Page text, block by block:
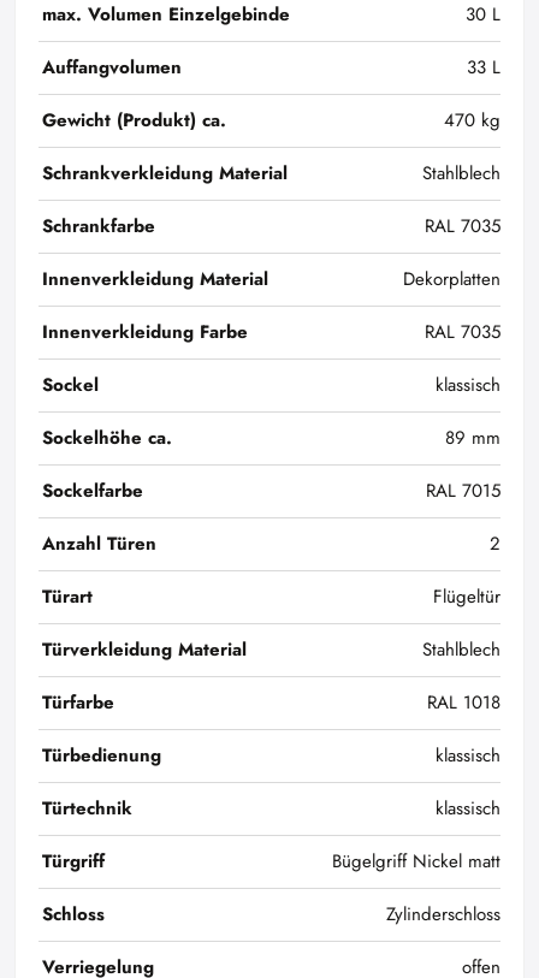
max. Volumen Einzelgebinde
30 L
Auffangvolumen
33 L
Gewicht (Produkt) ca.
470 kg
Schrankverkleidung Material
Stahlblech
Schrankfarbe
RAL 7035
Innenverkleidung Material
Dekorplatten
Innenverkleidung Farbe
RAL 7035
Sockel
klassisch
Sockelhöhe ca.
89 mm
Sockelfarbe
RAL 7015
Anzahl Türen
2
Türart
Flügeltür
Türverkleidung Material
Stahlblech
Türfarbe
RAL 1018
Türbedienung
klassisch
Türtechnik
klassisch
Türgriff
Bügelgriff Nickel matt
Schloss
Zylinderschloss
Verriegelung
offen